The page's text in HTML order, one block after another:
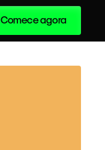
Comece agora